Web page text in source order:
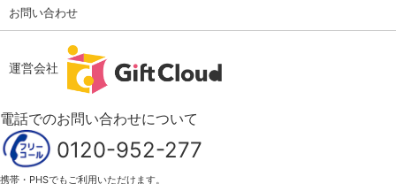
お問い合わせ
運営会社
電話でのお問い合わせについて
0120-952-277
携帯・PHSでもご利用いただけます。